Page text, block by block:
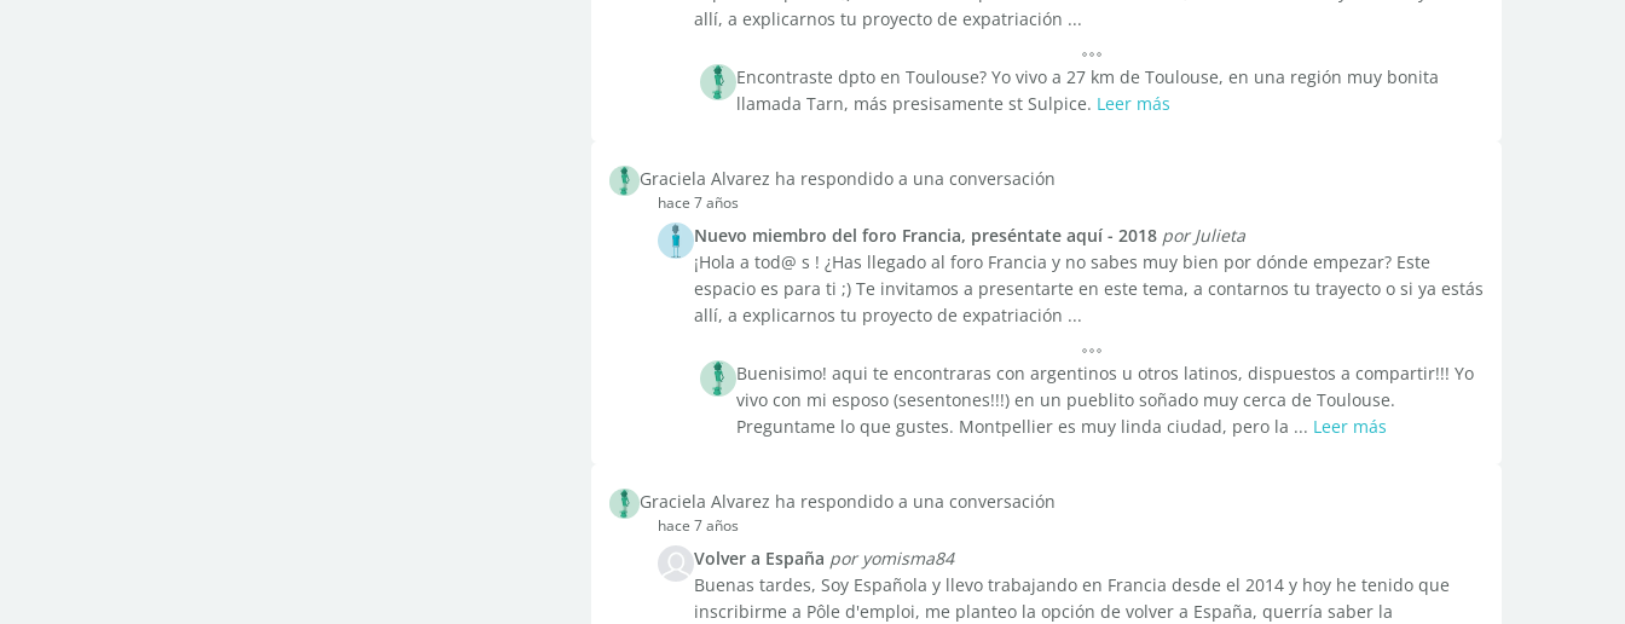
allí, a explicarnos tu proyecto de expatriación ...
Encontraste dpto en Toulouse? Yo vivo a 27 km de Toulouse, en una región muy bonita
llamada Tarn, más presisamente st Sulpice. Leer más
Graciela Alvarez ha respondido a una conversación
hace 7 años
Nuevo miembro del foro Francia, preséntate aquí - 2018 por Julieta
¡Hola a tod@ s ! ¿Has llegado al foro Francia y no sabes muy bien por dónde empezar? Este
espacio es para ti ;) Te invitamos a presentarte en este tema, a contarnos tu trayecto o si ya estás
allí, a explicarnos tu proyecto de expatriación ...
Buenisimo! aqui te encontraras con argentinos u otros latinos, dispuestos a compartir!!! Yo
vivo con mi esposo (sesentones!!!) en un pueblito soñado muy cerca de Toulouse.
Preguntame lo que gustes. Montpellier es muy linda ciudad, pero la ... Leer más
Graciela Alvarez ha respondido a una conversación
hace 7 años
Volver a España por yomisma84
Buenas tardes, Soy Española y llevo trabajando en Francia desde el 2014 y hoy he tenido que
inscribirme a Pôle d'emploi, me planteo la opción de volver a España, querría saber la